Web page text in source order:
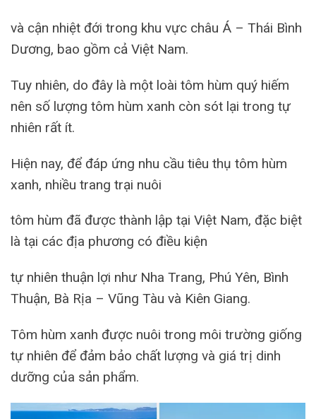
và cận nhiệt đới trong khu vực châu Á – Thái Bình
Dương, bao gồm cả Việt Nam.
Tuy nhiên, do đây là một loài tôm hùm quý hiếm
nên số lượng tôm hùm xanh còn sót lại trong tự
nhiên rất ít.
Hiện nay, để đáp ứng nhu cầu tiêu thụ tôm hùm
xanh, nhiều trang trại nuôi
tôm hùm đã được thành lập tại Việt Nam, đặc biệt
là tại các địa phương có điều kiện
tự nhiên thuận lợi như Nha Trang, Phú Yên, Bình
Thuận, Bà Rịa – Vũng Tàu và Kiên Giang.
Tôm hùm xanh được nuôi trong môi trường giống
tự nhiên để đảm bảo chất lượng và giá trị dinh
dưỡng của sản phẩm.